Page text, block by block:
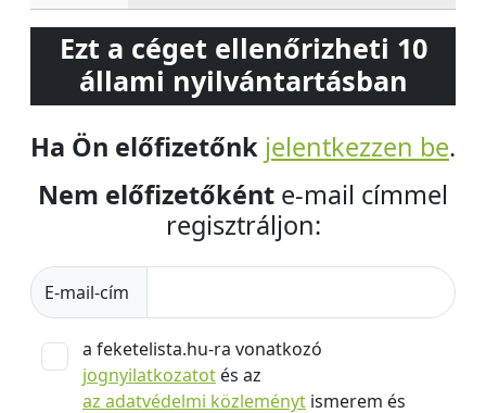
Ezt a céget ellenőrizheti 10
állami nyilvántartásban
Ha Ön előfizetőnk jelentkezzen be.
Nem előfizetőként e-mail címmel
regisztráljon:
E-mail-cím
a feketelista.hu-ra vonatkozó
jognyilatkozatot és az
az adatvédelmi közleményt ismerem és